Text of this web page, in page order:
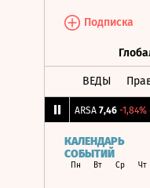
Подписка
ВЕДЫ
ARSA 7,46 -1,84%↓
КАЛЕНДАРЬ
СОБЫТИЙ
Пн Вт Ср Чт